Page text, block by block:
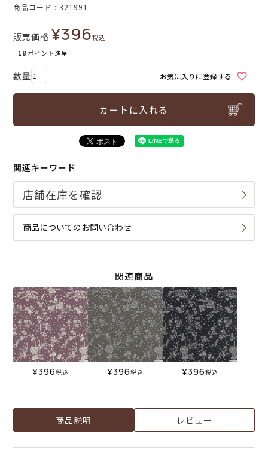
商品コード 321991
販売価格 ¥396税込
[ 18 ポイント進呈 ]
お気に入りに登録する
カートに入れる
関連キーワード
商品についてのお問い合わせ
関連商品
¥396税込 ¥396税込 ¥396税込
商品説明 レビュー